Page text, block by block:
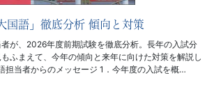
国語」徹底分析 傾向と対策
者が、2026年度前期試験を徹底分析。長年の入試分
ふまえて、今年の傾向と来年に向けた対策を解説し
担当者からのメッセージ 1．今年度の入試を概…